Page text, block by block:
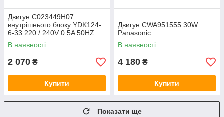
Двигун C023449H07
внутрішнього блоку YDK124-
6-33 220 / 240V 0.5A 50HZ
В наявності
2 070 ₴
Купити
Двигун CWA951555 30W
Panasonic
В наявності
4 180 ₴
Купити
Показати ще